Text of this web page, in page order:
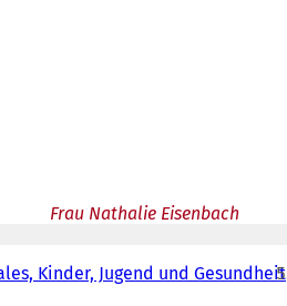
Frau Nathalie Eisenbach
Kinder, Jugend und Gesundheit